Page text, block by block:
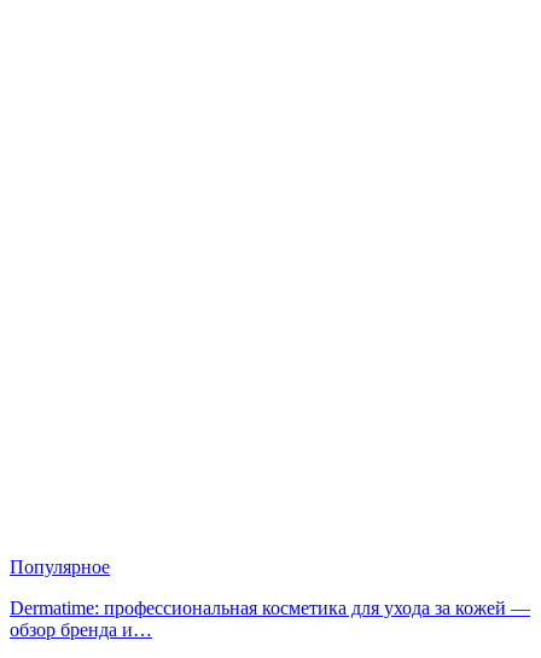
Популярное
Dermatime: профессиональная косметика для ухода за кожей —
обзор бренда и…